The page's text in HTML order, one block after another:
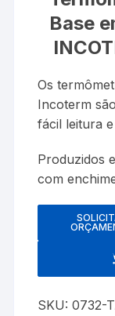
Base
Os
Incoterm
fácil leitura
Produzidos
com
SKU:0732-